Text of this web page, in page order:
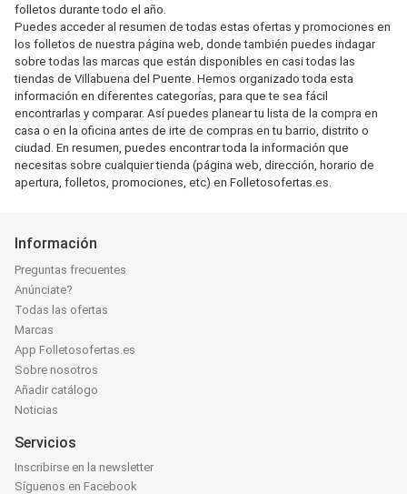
folletos durante todo el año.
Puedes acceder al resumen de todas estas ofertas y promociones en
los folletos de nuestra página web, donde también puedes indagar
sobre todas las marcas que están disponibles en casi todas las
tiendas de Villabuena del Puente. Hemos organizado toda esta
información en diferentes categorías, para que te sea fácil
encontrarlas y comparar. Así puedes planear tu lista de la compra en
casa o en la oficina antes de irte de compras en tu barrio, distrito o
ciudad. En resumen, puedes encontrar toda la información que
necesitas sobre cualquier tienda (página web, dirección, horario de
apertura, folletos, promociones, etc) en Folletosofertas.es.
Información
Preguntas frecuentes
Anúnciate?
Todas las ofertas
Marcas
App Folletosofertas.es
Sobre nosotros
Añadir catálogo
Noticias
Servicios
Inscribirse en la newsletter
Síguenos en Facebook